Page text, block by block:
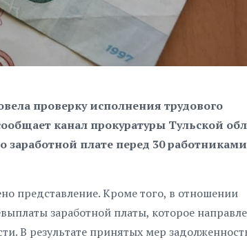
проверку исполнения трудового
канал прокуратуры Тульской
плате перед 30
представление. Кроме того, в отношении
заработной платы, которое
В результате принятых мер